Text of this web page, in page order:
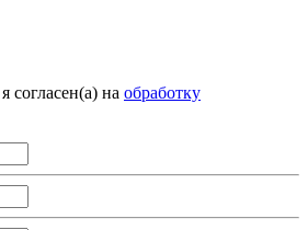
согласен(а) на обработку